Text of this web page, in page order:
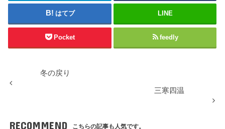
はてブ LINE
Pocket feedly
冬の戻り
三寒四温
RECOMMEND こちらの記事も人気です。